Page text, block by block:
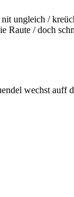
ungleich /
Raute / doch
wechst auff